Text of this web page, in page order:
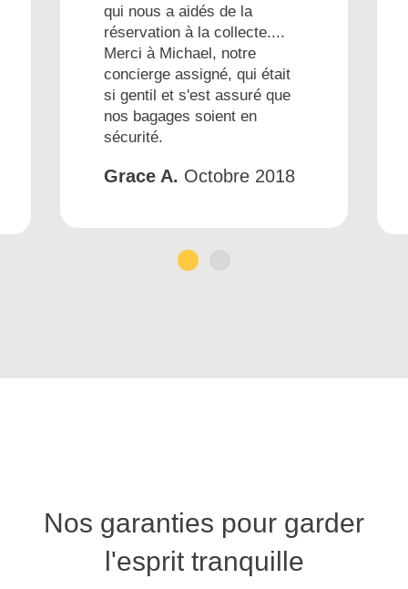
qui nous a aidés de la
réservation à la collecte....
Merci à Michael, notre
concierge assigné, qui était
si gentil et s'est assuré que
nos bagages soient en
sécurité.
Grace A. Octobre 2018
Nos garanties pour garder
l'esprit tranquille